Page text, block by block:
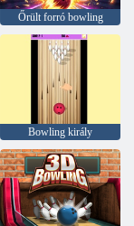
Őrült forró bowling
Bowling király